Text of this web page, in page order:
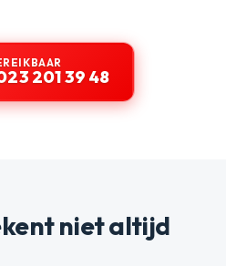
201 39 48
niet altijd